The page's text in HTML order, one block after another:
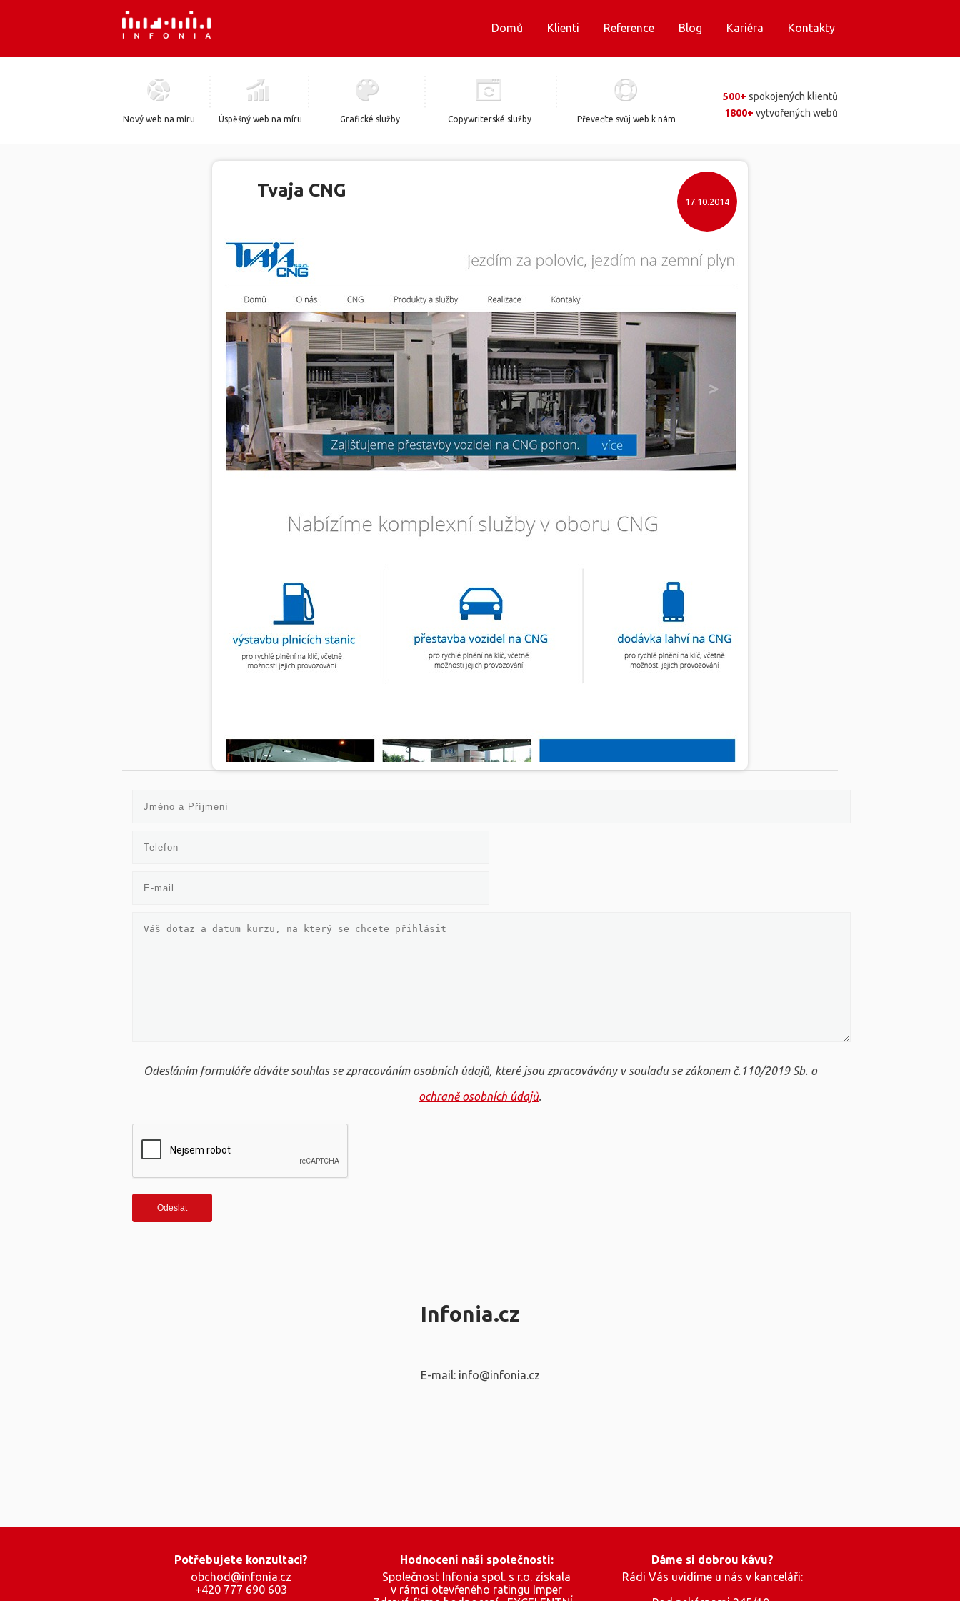
Tvaja CNG
17.10.2014
Odesláním formuláře dáváte souhlas se zpracováním osobních údajů, které jsou zpracovávány v souladu se zákonem č.110/2019 Sb. o
ochraně osobních údajů.
Infonia.cz
E-mail: info@infonia.cz
Nový web na míru Úspěšný web na míru Grafické služby Copywriterské služby Převeďte svůj web k nám
500+ spokojených klientů
1800+ vytvořených webů
Domů Klienti Reference Blog Kariéra Kontakty
Potřebujete konzultaci?
obchod@infonia.cz
+420 777 690 603
Hodnocení naší společnosti:
Společnost Infonia spol. s r.o. získala
v rámci otevřeného ratingu Imper
Dáme si dobrou kávu?
Rádi Vás uvidíme u nás v kanceláři: